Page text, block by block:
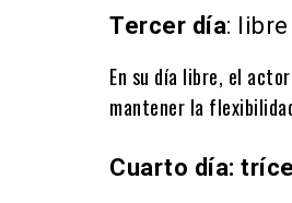
Tercer día: libre
En su día libre, el
mantener la
Cuarto día: